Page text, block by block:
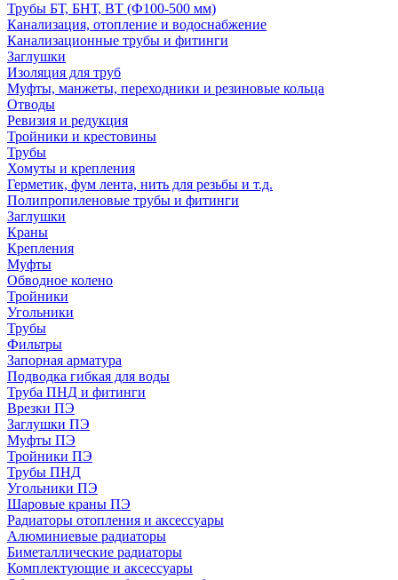
Трубы БТ, БНТ, ВТ (Ф100-500 мм)
Канализация, отопление и водоснабжение
Канализационные трубы и фитинги
Заглушки
Изоляция для труб
Муфты, манжеты, переходники и резиновые кольца
Отводы
Ревизия и редукция
Тройники и крестовины
Трубы
Хомуты и крепления
Герметик, фум лента, нить для резьбы и т.д.
Полипропиленовые трубы и фитинги
Заглушки
Краны
Крепления
Муфты
Обводное колено
Тройники
Угольники
Трубы
Фильтры
Запорная арматура
Подводка гибкая для воды
Труба ПНД и фитинги
Врезки ПЭ
Заглушки ПЭ
Муфты ПЭ
Тройники ПЭ
Трубы ПНД
Угольники ПЭ
Шаровые краны ПЭ
Радиаторы отопления и аксессуары
Алюминиевые радиаторы
Биметаллические радиаторы
Комплектующие и аксессуары